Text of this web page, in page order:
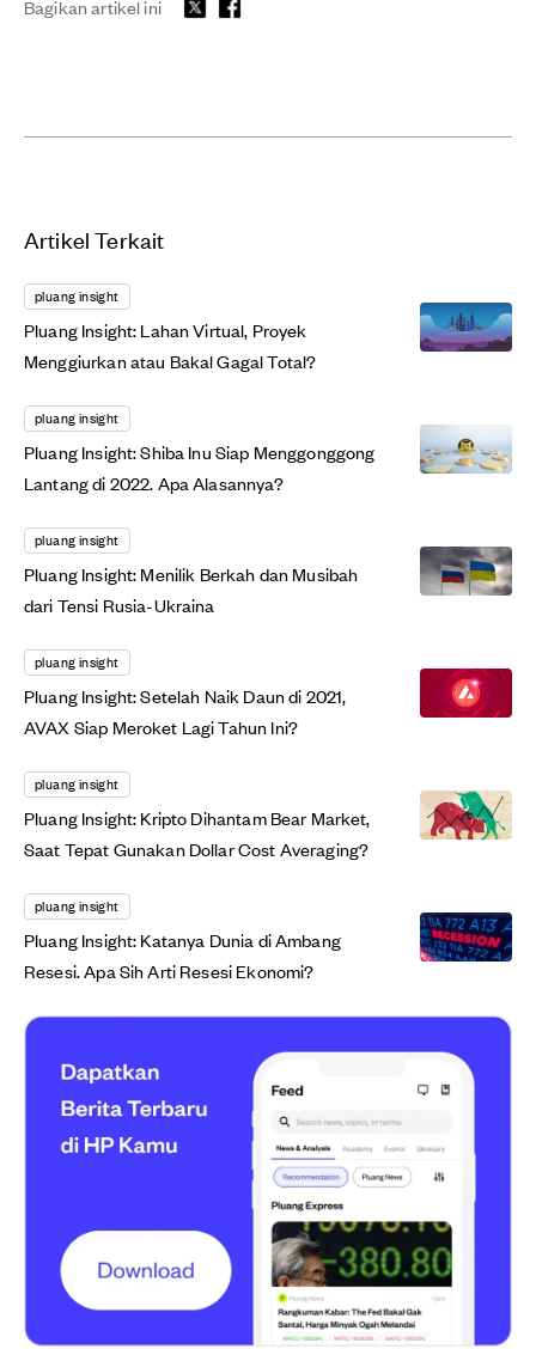
Bagikan artikel ini
Artikel Terkait
pluang insight
Pluang Insight: Lahan Virtual, Proyek
Menggiurkan atau Bakal Gagal Total?
pluang insight
Pluang Insight: Shiba Inu Siap Menggonggong
Lantang di 2022. Apa Alasannya?
pluang insight
Pluang Insight: Menilik Berkah dan Musibah
dari Tensi Rusia-Ukraina
pluang insight
Pluang Insight: Setelah Naik Daun di 2021,
AVAX Siap Meroket Lagi Tahun Ini?
pluang insight
Pluang Insight: Kripto Dihantam Bear Market,
Saat Tepat Gunakan Dollar Cost Averaging?
pluang insight
Pluang Insight: Katanya Dunia di Ambang
Resesi. Apa Sih Arti Resesi Ekonomi?